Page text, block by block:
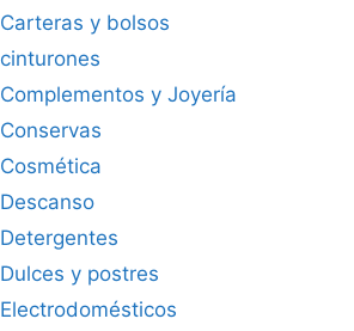
Carteras y bolsos
cinturones
Complementos y Joyería
Conservas
Cosmética
Descanso
Detergentes
Dulces y postres
Electrodomésticos